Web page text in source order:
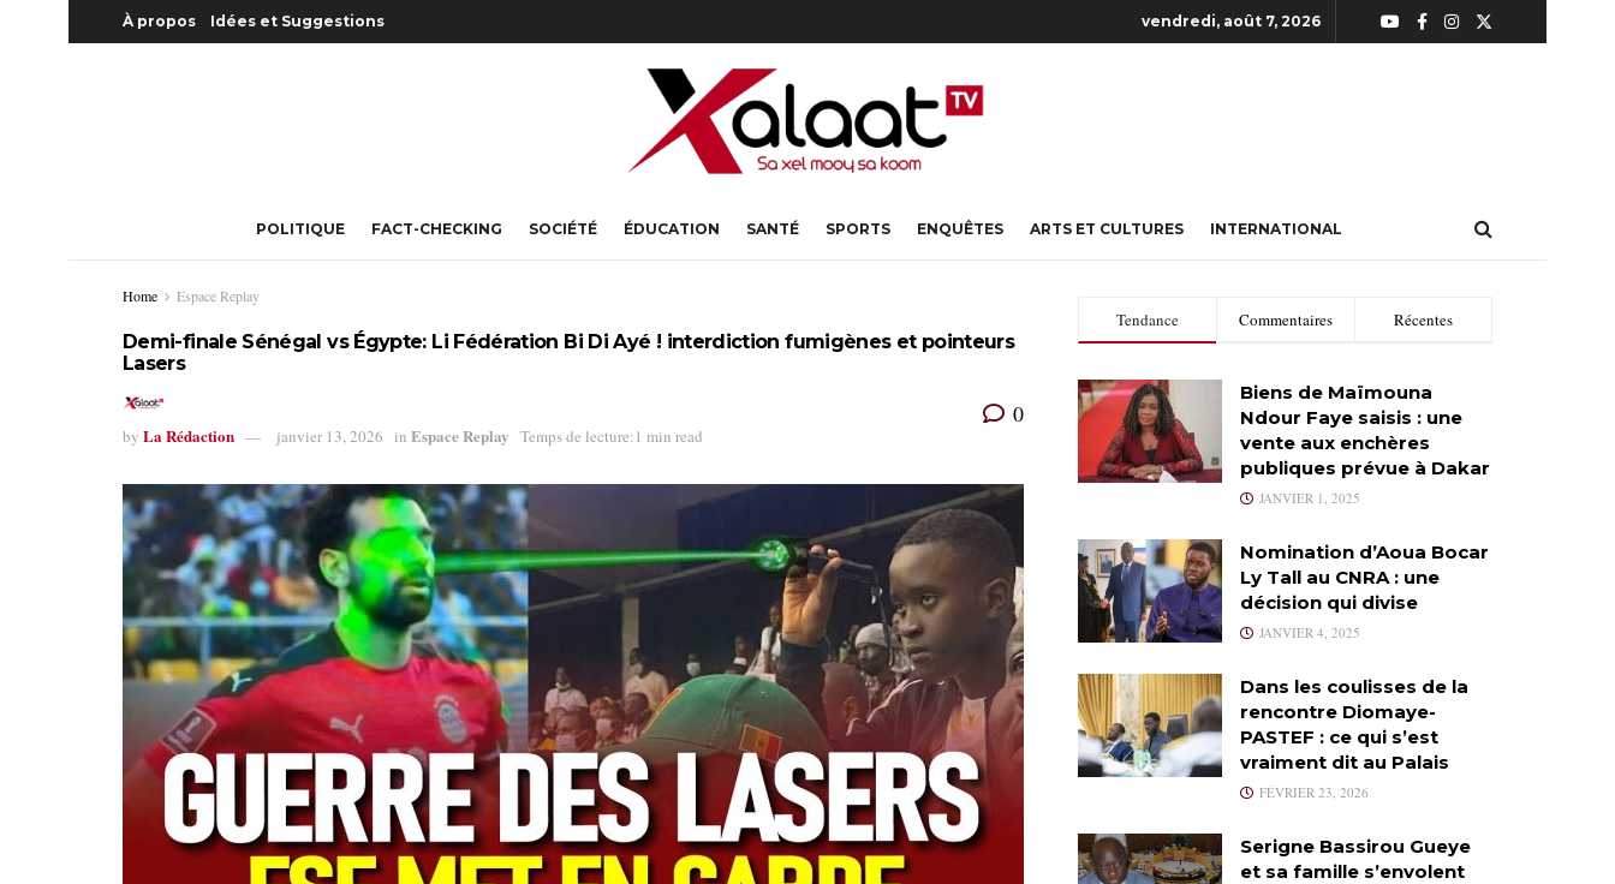
À propos Idées et Suggestions vendredi, août 7, 2026
POLITIQUE FACT-CHECKING SOCIÉTÉ ÉDUCATION SANTÉ SPORTS ENQUÊTES ARTS ET CULTURES INTERNATIONAL
Home Espace Replay
Demi-finale Sénégal vs Égypte: Li Fédération Bi Di Ayé ! interdiction fumigènes et pointeurs
Lasers
by La Rédaction janvier 13, 2026 in Espace Replay Temps de lecture:1 min read
0
Tendance Commentaires Récentes
Biens de Maïmouna
Ndour Faye saisis : une
vente aux enchères
publiques prévue à Dakar
JANVIER 1, 2025
Nomination d’Aoua Bocar
Ly Tall au CNRA : une
décision qui divise
JANVIER 4, 2025
Dans les coulisses de la
rencontre Diomaye-
PASTEF : ce qui s’est
vraiment dit au Palais
FÉVRIER 23, 2026
Serigne Bassirou Gueye
et sa famille s’envolent